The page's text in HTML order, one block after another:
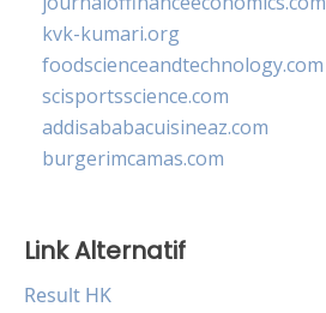
kvk-kumari.org
foodscienceandtechnology.com
scisportsscience.com
addisababacuisineaz.com
burgerimcamas.com
Link Alternatif
Result HK